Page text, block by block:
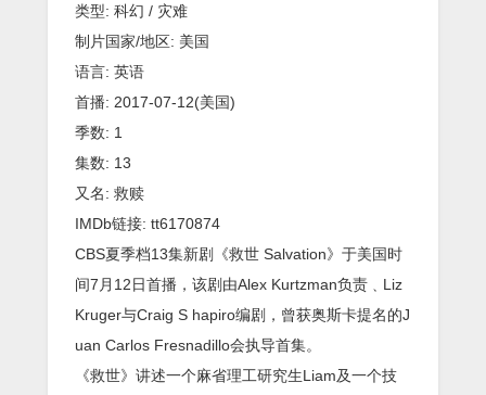
类型: 科幻 / 灾难
制片国家/地区: 美国
语言: 英语
首播: 2017-07-12(美国)
季数: 1
集数: 13
又名: 救赎
IMDb链接: tt6170874
CBS夏季档13集新剧《救世 Salvation》于美国时
间7月12日首播，该剧由Alex Kurtzman负责﹑Liz
Kruger与Craig S hapiro编剧，曾获奥斯卡提名的J
uan Carlos Fresnadillo会执导首集。
《救世》讲述一个麻省理工研究生Liam及一个技